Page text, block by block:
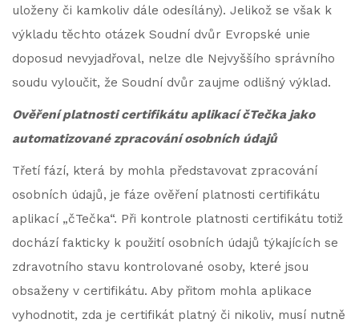
uloženy či kamkoliv dále odesílány). Jelikož se však k
výkladu těchto otázek Soudní dvůr Evropské unie
doposud nevyjadřoval, nelze dle Nejvyššího správního
soudu vyloučit, že Soudní dvůr zaujme odlišný výklad.
Ověření platnosti certifikátu aplikací čTečka jako
automatizované zpracování osobních údajů
Třetí fází, která by mohla představovat zpracování
osobních údajů, je fáze ověření platnosti certifikátu
aplikací „čTečka“. Při kontrole platnosti certifikátu totiž
dochází fakticky k použití osobních údajů týkajících se
zdravotního stavu kontrolované osoby, které jsou
obsaženy v certifikátu. Aby přitom mohla aplikace
vyhodnotit, zda je certifikát platný či nikoliv, musí nutně